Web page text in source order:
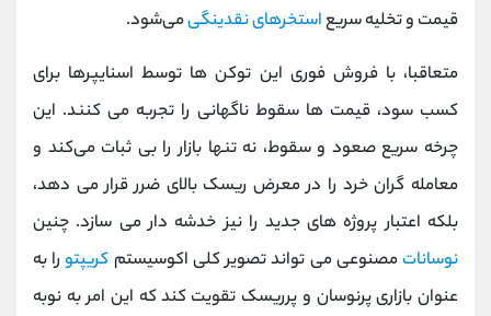
قیمت و تخلیه سریعاستخرهای نقدینگیمی‌شود.
متعاقبا، با فروش فوری این توکن‌ ها توسط اسنایپرها برای
کسب سود، قیمت ‌ها سقوط ناگهانی را تجربه می کنند. این
چرخه سریع صعود و سقوط، نه‌ تنها بازار را بی ‌ثبات می‌کند و
معامله‌ گران خرد را در معرض ریسک بالای ضرر قرار می ‌دهد،
بلکه اعتبار پروژه ‌های جدید را نیز خدشه ‌دار می ‌سازد. چنین
نوسانات مصنوعی می ‌تواند تصویر کلی اکوسیستم کریپتورا به
عنوان بازاری پرنوسان و پرریسک تقویت کند که این امر به نوبه